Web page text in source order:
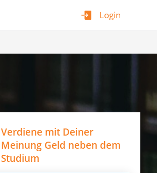
Login
Verdiene mit Deiner
Meinung Geld neben dem
Studium